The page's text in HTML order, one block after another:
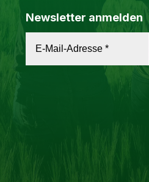
Newsletter anmelden